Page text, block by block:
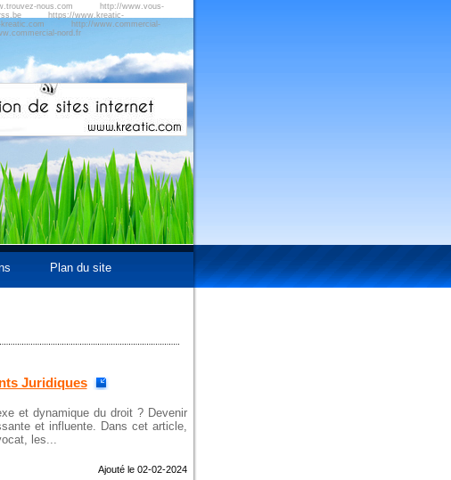
nous.com
http://www.vous-
https://www.kreatic-
http://www.commercial-
nord.fr
Plan du site
Juridiques
et dynamique du droit ? Devenir
et influente. Dans cet article,
les...
Ajouté le 02-02-2024